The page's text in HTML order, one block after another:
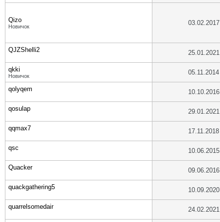
Qizo
Новичок 03.02.2017
QJZShelli2 25.01.2021
qkki
Новичок 05.11.2014
qolyqem 10.10.2016
qosulap 29.01.2021
qqmax7 17.11.2018
qsc 10.06.2015
Quacker 09.06.2016
quackgathering5 10.09.2020
quarrelsomedair 24.02.2021